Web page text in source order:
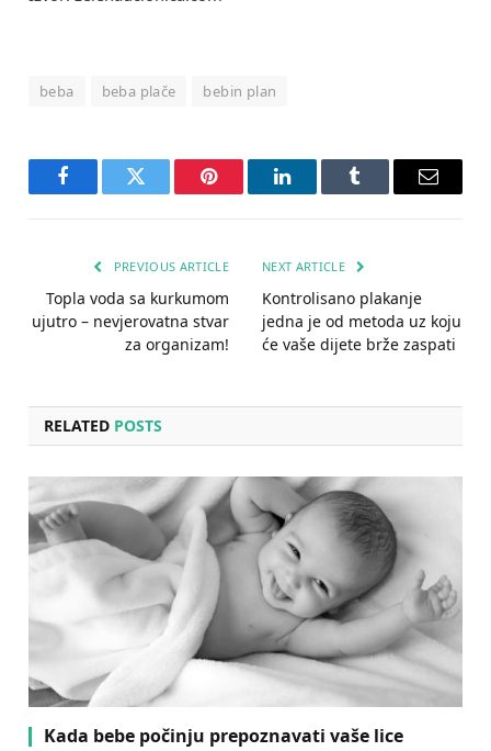
beba beba plače bebin plan
FacebookTwitter Pinterest LinkedInTumblr Email
PREVIOUS ARTICLE
Topla voda sa kurkumom
ujutro – nevjerovatna stvar
za organizam!
NEXT ARTICLE
Kontrolisano plakanje
jedna je od metoda uz koju
će vaše dijete brže zaspati
RELATED POSTS
Kada bebe počinju prepoznavati vaše lice